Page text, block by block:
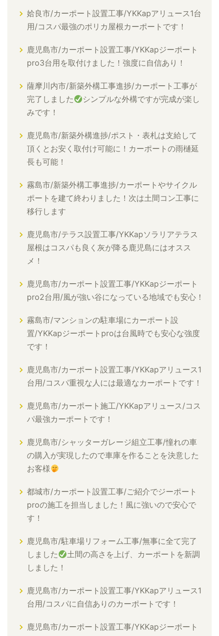
姶良市/カーポート設置工事/YKKapアリュース1台
用/コスパ最強のポリカ屋根カーポートです！
鹿児島市/カーポート設置工事/YKKapジーポート
pro3台用を取付けました！強度に自信あり！
薩摩川内市/新築外構工事進捗/カーポート工事が
完了しました
シンプルな外構ですが完成が楽し
みです！
鹿児島市/新築外構進捗/ポスト・表札は支給して
頂くとお安く取付け可能に！カーポートの雨樋延
長も可能！
霧島市/新築外構工事進捗/カーポートやサイクル
ポートを建て終わりました！次は土間コン工事に
移行します
鹿児島市/テラス設置工事/YKKapソラリアテラス
屋根はコスパも良く灰が降る鹿児島にはオスス
メ！
鹿児島市/カーポート設置工事/YKKapジーポート
pro2台用/風が強い谷になっている地域でも安心！
霧島市/マンションの駐車場にカーポート設
置/YKKapジーポートproは台風時でも安心な強度
です！
鹿児島市/カーポート設置工事/YKKapアリュース1
台用/コスパ重視な人には最適なカーポートです！
鹿児島市/カーポート施工/YKKapアリュース/コス
パ最強カーポートです！
鹿児島市/シャッターガレージ組立工事/憧れの車
の購入が実現したので車庫を作ることを決意した
お客様
都城市/カーポート設置工事/ご紹介でジーポート
proの施工を担当しました！風に強いので安心で
す！
鹿児島市/駐車場リフォーム工事/無事に全て完了
しました
土間の高さを上げ、カーポートを新調
しました！
鹿児島市/カーポート設置工事/YKKapアリュース1
台用/コスパに自信ありのカーポートです！
鹿児島市/カーポート設置工事/YKKapジーポート